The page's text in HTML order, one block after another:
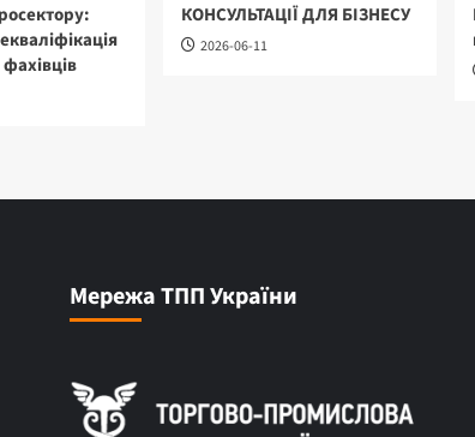
КОНСУЛЬТАЦІЇ ДЛЯ БІЗНЕСУ
2026-06-11
Мережа ТПП України